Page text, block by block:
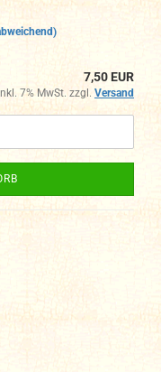
7,50 EUR
7% MwSt. zzgl. Versand